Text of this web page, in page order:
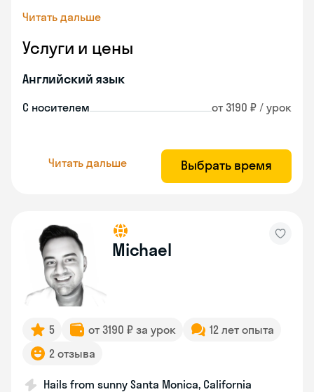
Читать дальше
Услуги и цены
Английский язык
С носителем от 3190 ₽ / урок
Читать дальше Выбрать время
Michael
5 от 3190 ₽ за урок
12 лет опыта
2 отзыва
Hails from sunny Santa Monica, California